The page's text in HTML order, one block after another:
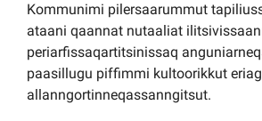
Kommunimi pilersaarummut
ataani qaannat nutaaliat
periarfissaqartitsinissaq
paasillugu piffimmi kultoorikkut
allanngortinneqassanngitsut.